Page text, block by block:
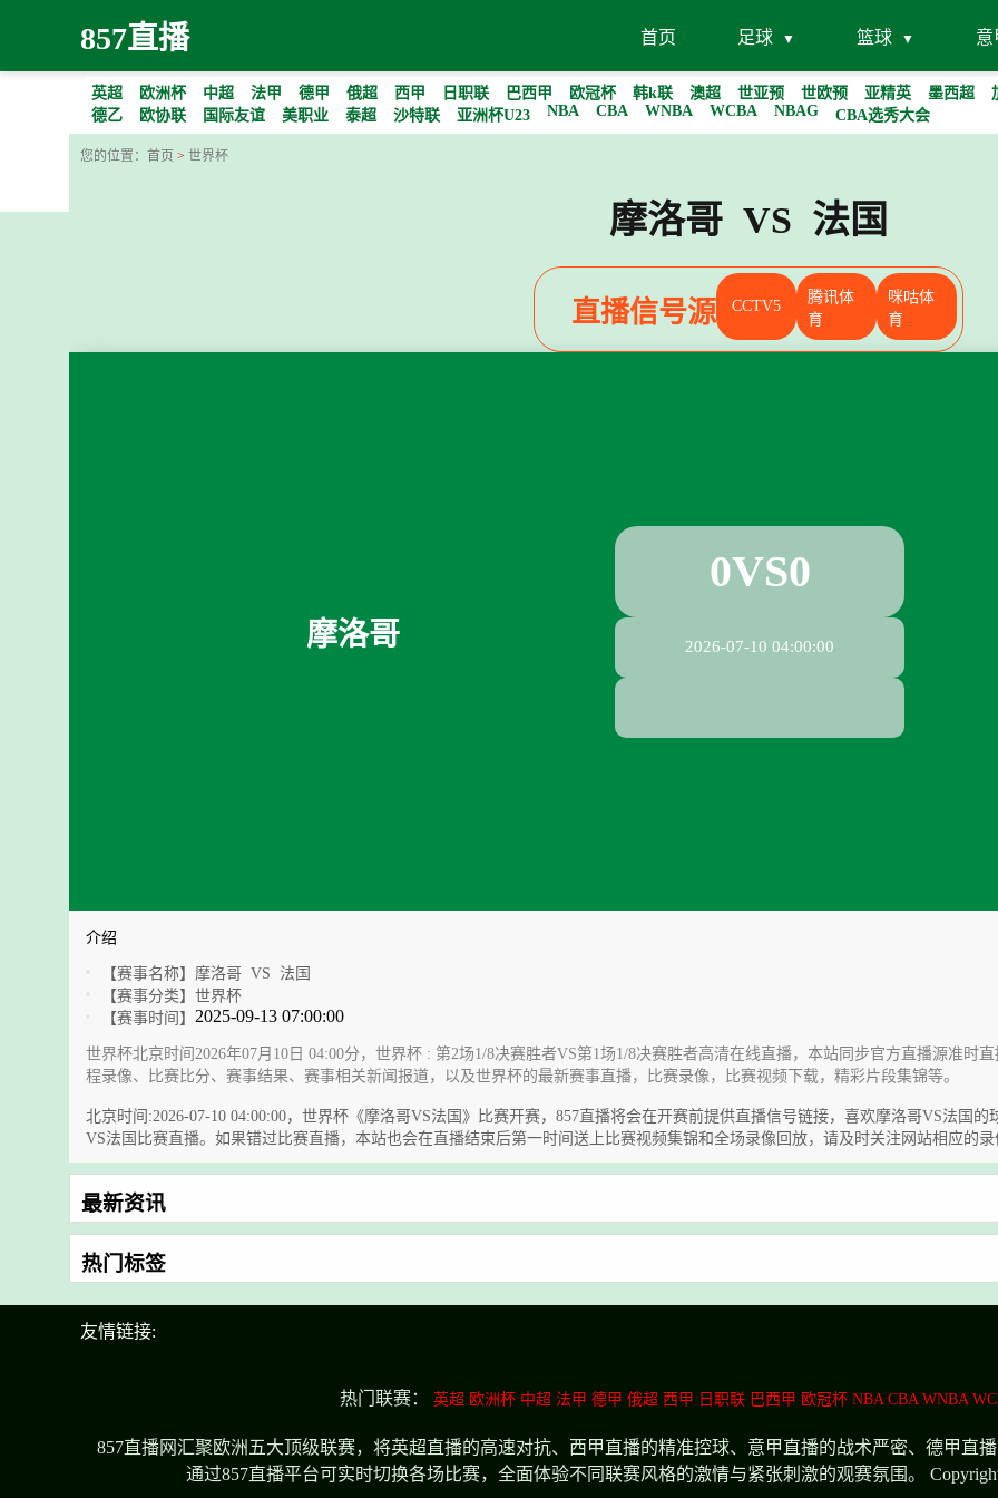
857直播 首页 足球 篮球 意
英超 欧洲杯 中超 法甲 德甲 俄超 西甲 日职联 巴西甲 欧冠杯 韩k联 澳超 世亚预 世欧预 亚精英 墨西超
德乙
欧协联 国际友谊 美职业 泰超 沙特联 亚洲杯U23 NBA CBA WNBA WCBA NBAG CBA选秀大会
您的位置： 首页 > 世界杯
摩洛哥 VS 法国
直播信号源 CCTV5
腾讯体
育
咪咕体
育
摩洛哥
0VS0
2026-07-10 04:00:00
介绍
【赛事名称】 摩洛哥 VS 法国
【赛事分类】 世界杯
【赛事时间】 2025-09-13 07:00:00
世界杯北京时间2026年07月10日 04:00分，世界杯 : 第2场1/8决赛胜者VS第1场1/8决赛胜者高清在线直播，本站同步官方直播源准时
程录像、比赛比分、赛事结果、赛事相关新闻报道，以及世界杯的最新赛事直播，比赛录像，比赛视频下载，精彩片段集锦等。
北京时间:2026-07-10 04:00:00，世界杯《摩洛哥VS法国》比赛开赛，857直播将会在开赛前提供直播信号链接，喜欢摩洛哥VS法国
VS法国比赛直播。如果错过比赛直播，本站也会在直播结束后第一时间送上比赛视频集锦和全场录像回放，请及时关注网站相应的
最新资讯
热门标签
友情链接:
热门联赛： 英超 欧洲杯 中超 法甲 德甲 俄超 西甲 日职联 巴西甲 欧冠杯 NBA CBA WNBA
857直播网汇聚欧洲五大顶级联赛，将英超直播的高速对抗、西甲直播的精准控球、意甲直播的战术严密、德甲直
通过857直播平台可实时切换各场比赛，全面体验不同联赛风格的激情与紧张刺激的观赛氛围。